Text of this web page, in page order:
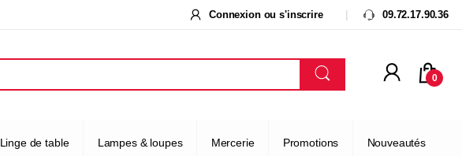
Connexion ou s'inscrire 09.72.17.90.36
0
Linge de table Lampes & loupes Mercerie Promotions Nouveautés